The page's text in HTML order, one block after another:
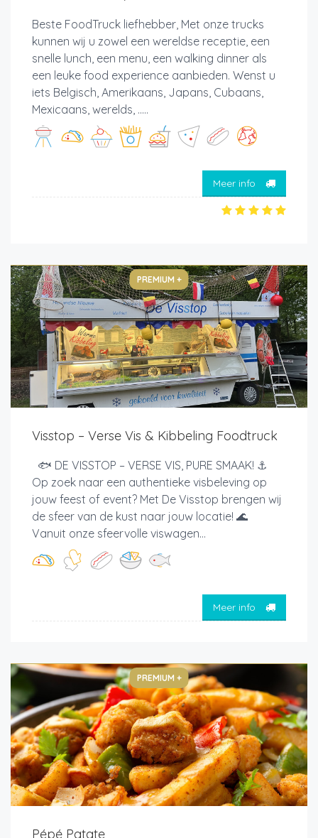
Beste FoodTruck liefhebber, Met onze trucks
kunnen wij u zowel een wereldse receptie, een
snelle lunch, een menu, een walking dinner als
een leuke food experience aanbieden. Wenst u
iets Belgisch, Amerikaans, Japans, Cubaans,
Mexicaans, werelds, .....
Meer info
PREMIUM +
Visstop – Verse Vis & Kibbeling Foodtruck
🐟 DE VISSTOP – VERSE VIS, PURE SMAAK! ⚓
Op zoek naar een authentieke visbeleving op
jouw feest of event? Met De Visstop brengen wij
de sfeer van de kust naar jouw locatie! 🌊
Vanuit onze sfeervolle viswagen...
Meer info
PREMIUM +
Pépé Patate